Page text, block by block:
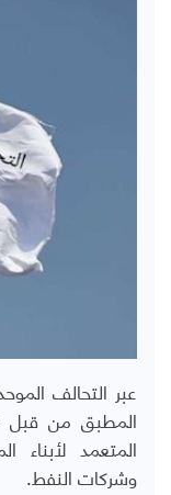
عبر التحالف
المطبق من قبل
المتعمد لأبناء
وشركات النفط.